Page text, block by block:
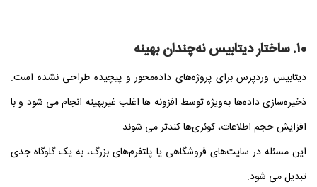
۱۰. ساختار دیتابیس نه‌چندان بهینه
دیتابیس وردپرس برای پروژه‌های داده‌محور و پیچیده طراحی نشده است.
ذخیره‌سازی داده‌ها به‌ویژه توسط افزونه‌ ها اغلب غیربهینه انجام می‌ شود و با
افزایش حجم اطلاعات، کوئری‌ها کندتر می‌ شوند.
این مسئله در سایت‌های فروشگاهی یا پلتفرم‌های بزرگ، به یک گلوگاه جدی
تبدیل می‌ شود.